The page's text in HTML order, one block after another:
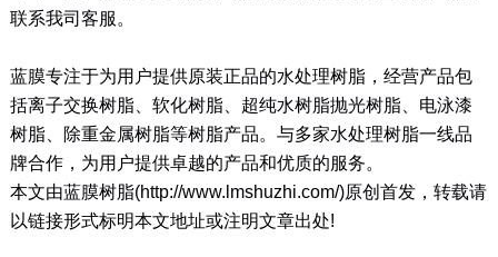
联系我司客服。
蓝膜专注于为用户提供原装正品的水处理树脂，经营产品包
括离子交换树脂、软化树脂、超纯水树脂抛光树脂、电泳漆
树脂、除重金属树脂等树脂产品。与多家水处理树脂一线品
牌合作，为用户提供卓越的产品和优质的服务。
本文由蓝膜树脂(http://www.lmshuzhi.com/)原创首发，转载请
以链接形式标明本文地址或注明文章出处!